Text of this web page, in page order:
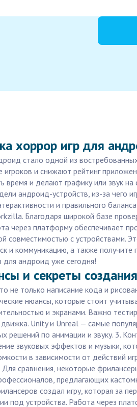
хоррор игр для
стало одной из
игроков и снижают рейтинг
время и делают графику или звук
андроид-устройств, из-за чего
и правильного
Благодаря широкой базе
через платформу обеспечивает
совместимостью с устройствами.
и коммуникацию, а также
андроид уже сегодня!
и секреты
не только написание кода и
нюансы, которые стоит
и экранами. Важно
Unity и Unreal — самые
решений по анимации и звуку. 3.
звуковых эффектов и музыки,
в зависимости от действий
Для сравнения, некоторые
предлагающих
создал игру, которая за
под устройства. Работа через